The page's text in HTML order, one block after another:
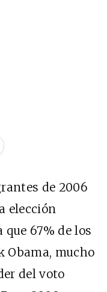
de 2006
elección
67% de los
Obama, mucho
del voto